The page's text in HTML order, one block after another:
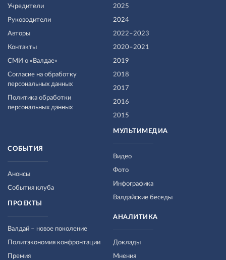
Учредители
Руководители
Авторы
Контакты
СМИ о «Валдае»
Согласие на обработку
персональных данных
Политика обработки
персональных данных
2025
2024
2022–2023
2020–2021
2019
2018
2017
2016
2015
МУЛЬТИМЕДИА
Видео
Фото
Инфографика
Валдайские беседы
СОБЫТИЯ
Анонсы
События клуба
ПРОЕКТЫ
Валдай – новое поколение
Политэкономия конфронтации
Премия
АНАЛИТИКА
Доклады
Мнения